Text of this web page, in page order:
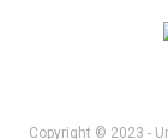
Copyright © 2023 -